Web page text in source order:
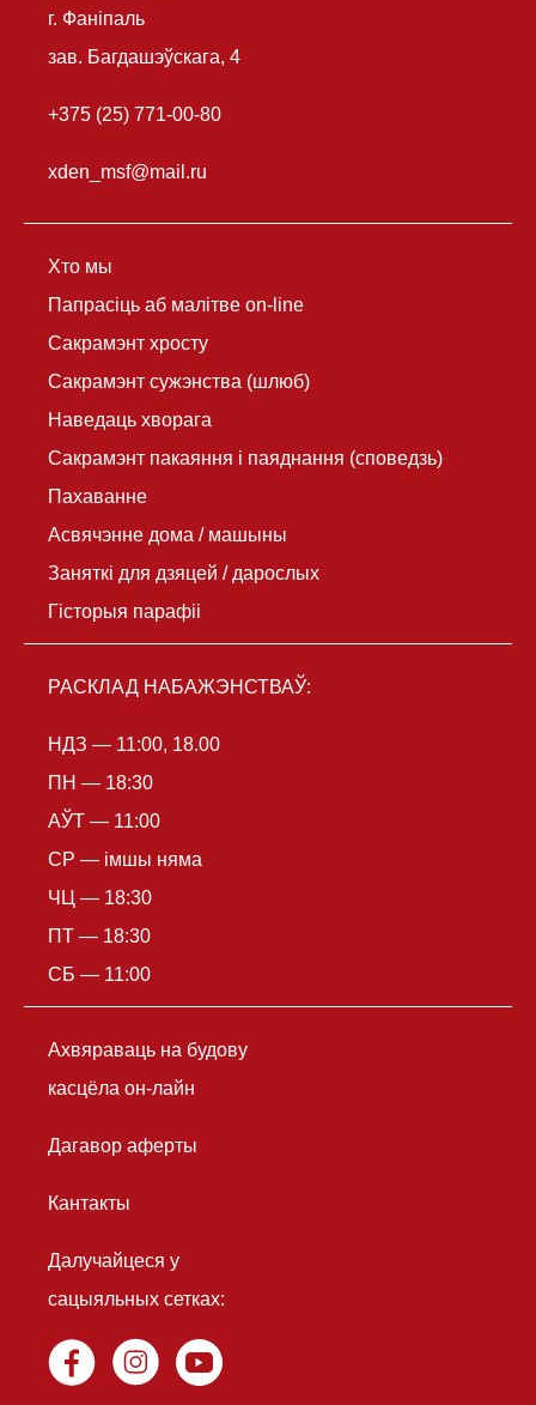
г. Фаніпаль
зав. Багдашэўскага, 4
+375 (25) 771-00-80
xden_msf@mail.ru
Хто мы
Папрасіць аб малітве on-line
Сакрамэнт хросту
Сакрамэнт сужэнства (шлюб)
Наведаць хворага
Сакрамэнт пакаяння і паяднання (споведзь)
Пахаванне
Асвячэнне дома / машыны
Заняткі для дзяцей / дарослых
Гісторыя парафіі
РАСКЛАД НАБАЖЭНСТВАЎ:
НДЗ — 11:00, 18.00
ПН — 18:30
АЎТ — 11:00
СР — імшы няма
ЧЦ — 18:30
ПТ — 18:30
СБ — 11:00
Ахвяраваць на будову
касцёла он-лайн
Дагавор аферты
Кантакты
Далучайцеся у
сацыяльных сетках: